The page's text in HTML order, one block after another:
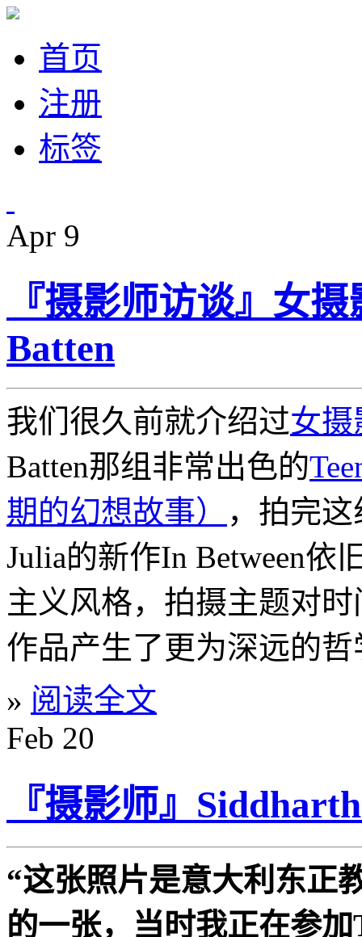
首页
注册
标签
Apr 9
『摄影师访谈』女
Batten
我们很久前就介绍过女摄
Batten那组非常出色的
期的幻想故事）
，拍完
Julia的新作In Between依
主义风格，拍摄主题对
作品产生了更为深远的
» 阅读全文
Feb 20
『摄影师』
“这张照片是意大利东正
的一张，当时我正在参